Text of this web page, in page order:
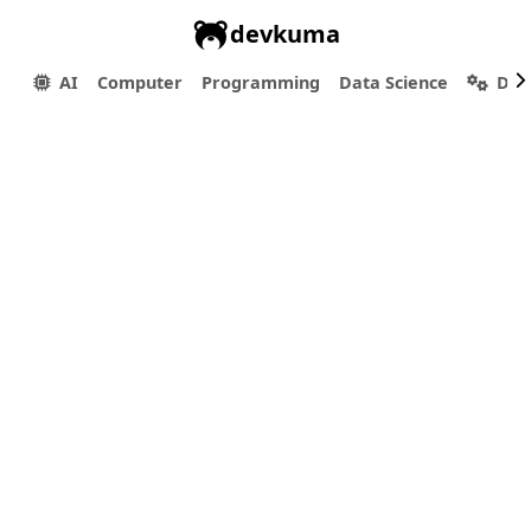
devkuma
AI Computer Programming Data Science